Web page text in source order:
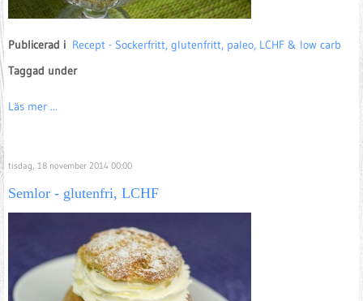
Publicerad i Recept - Sockerfritt, glutenfritt, paleo, LCHF & low carb
Taggad under
Läs mer ...
tisdag, 18 november 2014 00:00
Semlor - glutenfri, LCHF